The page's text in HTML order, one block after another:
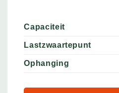
Capaciteit
Lastzwaartepunt
Ophanging